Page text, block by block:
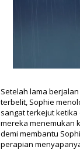
Setelah lama
terbelit, Sophie
sangat terkejut
mereka menemukan
demi membantu
perapian